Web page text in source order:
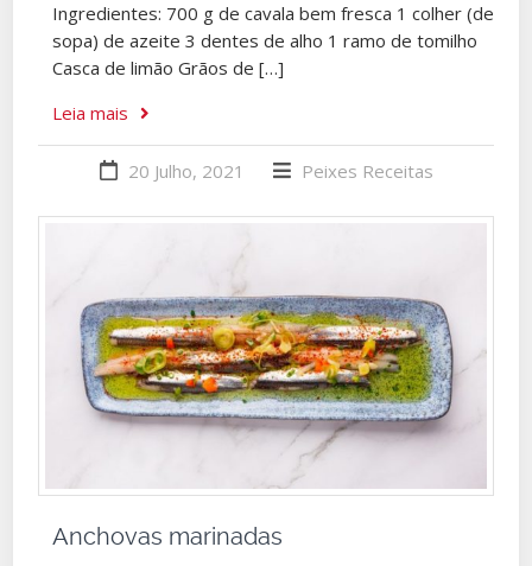
Ingredientes: 700 g de cavala bem fresca 1 colher (de
sopa) de azeite 3 dentes de alho 1 ramo de tomilho
Casca de limão Grãos de […]
Leia mais
20 Julho, 2021 Peixes Receitas
Anchovas marinadas